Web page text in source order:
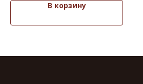
В корзину